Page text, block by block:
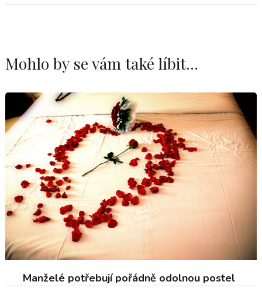
Mohlo by se vám také líbit...
Manželé potřebují pořádně odolnou postel